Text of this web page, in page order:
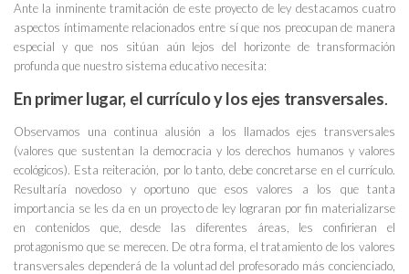
Ante la inminente tramitación de este proyecto de ley destacamos cuatro
aspectos íntimamente relacionados entre sí que nos preocupan de manera
especial y que nos sitúan aún lejos del horizonte de transformación
profunda que nuestro sistema educativo necesita:
En primer lugar, el currículo y los ejes transversales.
Observamos una continua alusión a los llamados ejes transversales
(valores que sustentan la democracia y los derechos humanos y valores
ecológicos). Esta reiteración, por lo tanto, debe concretarse en el currículo.
Resultaría novedoso y oportuno que esos valores a los que tanta
importancia se les da en un proyecto de ley lograran por fin materializarse
en contenidos que, desde las diferentes áreas, les confirieran el
protagonismo que se merecen. De otra forma, el tratamiento de los valores
transversales dependerá de la voluntad del profesorado más concienciado,